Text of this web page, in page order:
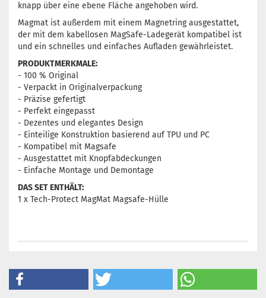
knapp über eine ebene Fläche angehoben wird.
Magmat ist außerdem mit einem Magnetring ausgestattet,
der mit dem kabellosen MagSafe-Ladegerät kompatibel ist
und ein schnelles und einfaches Aufladen gewährleistet.
PRODUKTMERKMALE:
- 100 % Original
- Verpackt in Originalverpackung
- Präzise gefertigt
- Perfekt eingepasst
- Dezentes und elegantes Design
- Einteilige Konstruktion basierend auf TPU und PC
- Kompatibel mit Magsafe
- Ausgestattet mit Knopfabdeckungen
- Einfache Montage und Demontage
DAS SET ENTHÄLT:
1 x Tech-Protect MagMat Magsafe-Hülle